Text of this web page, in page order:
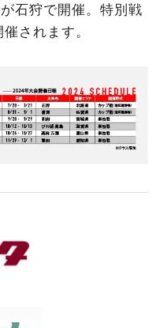
石狩で開催。特別戦
されます。